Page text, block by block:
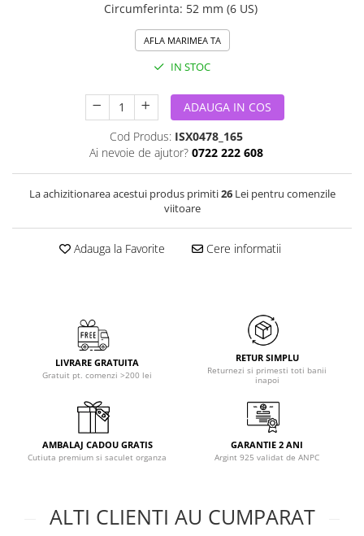
Circumferinta: 52 mm (6 US)
AFLA MARIMEA TA
IN STOC
ADAUGA IN COS
Cod Produs: ISX0478_165
Ai nevoie de ajutor? 0722 222 608
La achizitionarea acestui produs primiti26Lei pentru comenzile
viitoare
Adauga la Favorite Cere informatii
LIVRARE GRATUITA
Gratuit pt. comenzi >200 lei
RETUR SIMPLU
Returnezi si primesti toti banii
inapoi
AMBALAJ CADOU GRATIS
Cutiuta premium si saculet organza
GARANTIE 2 ANI
Argint 925 validat de ANPC
ALTI CLIENTI AU CUMPARAT